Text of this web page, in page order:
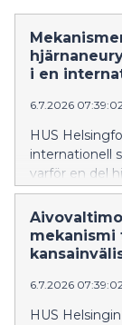
i en
6.7.2026
HUS
internationell
varför en del
i framtiden
aneurysmen
utvecklingen
har
mekanismi
6.7.2026
HUS